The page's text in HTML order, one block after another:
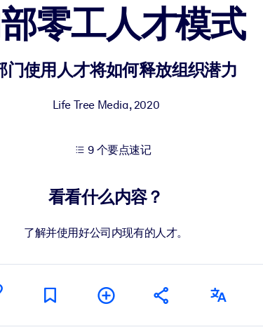
零工人才模式
门使用人才将如何释放组织潜力
Life Tree Media,2020
9 个要点速记
看看什么内容？
了解并使用好公司内现有的人才。